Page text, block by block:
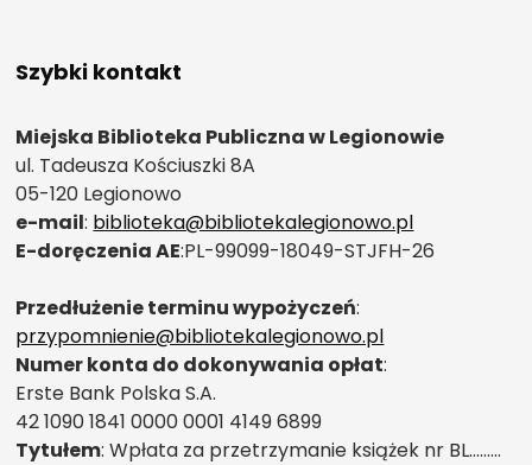
Szybki kontakt
Miejska Biblioteka Publiczna w Legionowie
ul. Tadeusza Kościuszki 8A
05-120 Legionowo
e-mail: biblioteka@bibliotekalegionowo.pl
E-doręczenia AE:PL-99099-18049-STJFH-26
Przedłużenie terminu wypożyczeń:
przypomnienie@bibliotekalegionowo.pl
Numer konta do dokonywania opłat:
Erste Bank Polska S.A.
42 1090 1841 0000 0001 4149 6899
Tytułem: Wpłata za przetrzymanie książek nr BL………